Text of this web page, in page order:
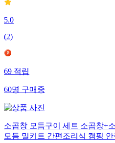
5.0
(2)
69 적립
60명 구매중
소곱창 모듬구이 세트 소곱창+
모듬 밀키트 간편조리식 캠핑